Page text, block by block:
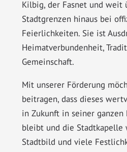
Kilbig, der Fasnet und weit
Stadtgrenzen hinaus bei
Feierlichkeiten. Sie ist
Heimatverbundenheit,
Gemeinschaft.
Mit unserer Förderung
beitragen, dass dieses
in Zukunft in seiner ganzen
bleibt und die Stadtkapelle
Stadtbild und viele